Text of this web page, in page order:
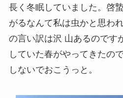
長く冬眠していました。啓
がるなんて私は虫かと思わ
の言い訳は沢 山あるのです
していた春がやってきたの
しないでおこうっと。